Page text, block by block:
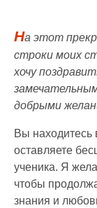
На этот
строки моих
хочу
добрыми
Вы находитесь
оставляете
ученика. Я
чтобы
знания и